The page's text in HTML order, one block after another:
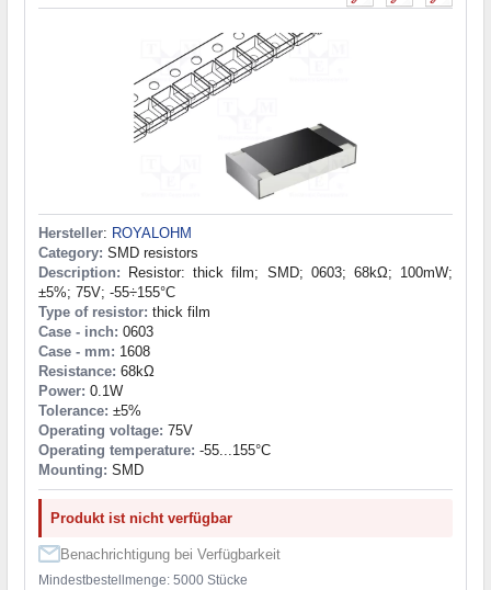
Hersteller: ROYALOHM
Category: SMD resistors
Description: Resistor: thick film; SMD; 0603; 68kΩ; 100mW;
±5%; 75V; -55÷155°C
Type of resistor: thick film
Case - inch: 0603
Case - mm: 1608
Resistance: 68kΩ
Power: 0.1W
Tolerance: ±5%
Operating voltage: 75V
Operating temperature: -55...155°C
Mounting: SMD
Produkt ist nicht verfügbar
Benachrichtigung bei Verfügbarkeit
Mindestbestellmenge: 5000 Stücke